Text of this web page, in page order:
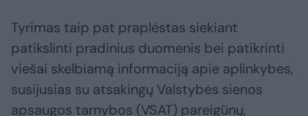
Tyrimas taip pat praplėstas siekiant
patikslinti pradinius duomenis bei patikrinti
viešai skelbiamą informaciją apie aplinkybes,
susijusias su atsakingų Valstybės sienos
apsaugos tarnybos (VSAT) pareigūnų,